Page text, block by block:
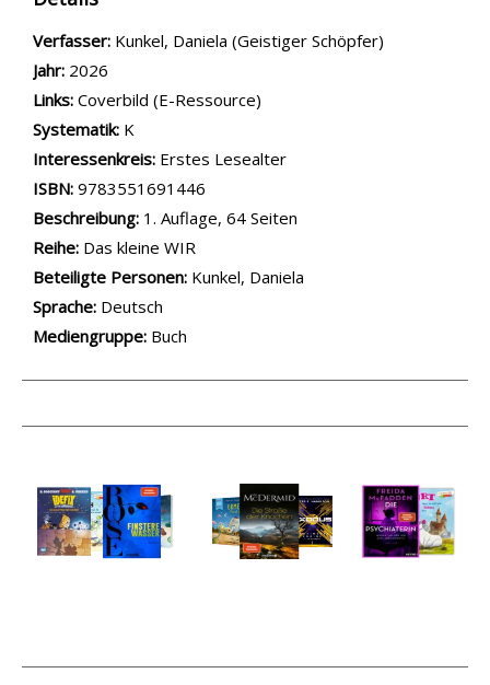
Verfasser: Suche nach diesem Verfasser
Kunkel, Daniela (Geistiger Schöpfer)
Jahr: 2026
opens in new tab
Links: Diesen Link in neuem Tab öffnen
Coverbild (E-Ressource)
Systematik: Suche nach dieser Systematik
K
Interessenkreis: Suche nach diesem Interessenskreis
Erstes Lesealter
ISBN: 9783551691446
Beschreibung: 1. Auflage, 64 Seiten
Reihe: Das kleine WIR
Beteiligte Personen: Suche nach dieser Beteiligten Person
Kunkel, Daniela
Sprache: Deutsch
Mediengruppe: Buch